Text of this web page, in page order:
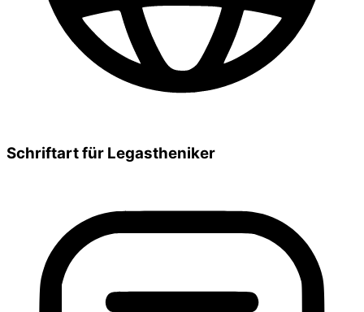
Schriftart für Legastheniker